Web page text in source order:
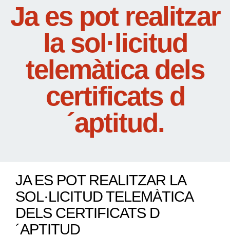
Ja es pot realitzar
la sol·licitud
telemàtica dels
certificats d
´aptitud.
JA ES POT REALITZAR LA
SOL·LICITUD TELEMÀTICA
DELS CERTIFICATS D
´APTITUD